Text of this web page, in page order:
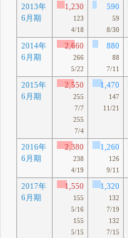
2013年
6月期
1,230
123
4/18
590
59
8/30
2014年
6月期
2,660
266
5/22
880
88
7/11
2015年
6月期
2,550
255
7/7
255
7/4
1,470
147
11/21
2016年
6月期
2,380
238
4/19
1,260
126
9/11
2017年
6月期
1,550
155
5/16
155
5/15
1,320
132
7/19
132
7/15